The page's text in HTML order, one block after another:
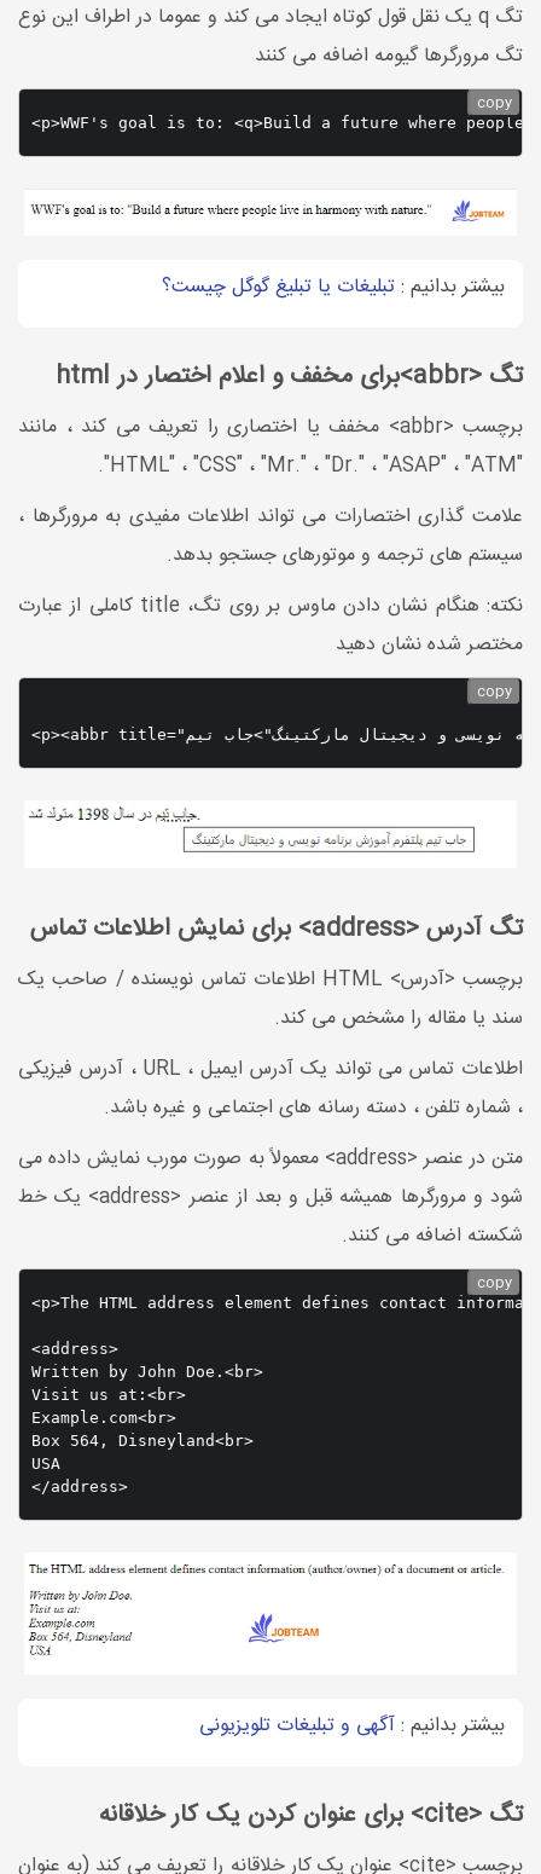
تگ q یک نقل قول کوتاه ایجاد می کند و عموما در اطراف این نوع
تگ مرورگرها گیومه اضافه می کنند
<p>WWF's goal is to: <q>Build a future where
copy
بیشتر بدانیم :تبلیغات یا تبلیغ گوگل چیست؟
تگ <abbr>برای مخفف و اعلام اختصار در html
برچسب <abbr> مخفف یا اختصاری را تعریف می کند ، مانند
"HTML" ، "CSS" ، "Mr." ، "Dr." ، "ASAP" ، "ATM".
علامت گذاری اختصارات می تواند اطلاعات مفیدی به مرورگرها ،
سیستم های ترجمه و موتورهای جستجو بدهد.
نکته: هنگام نشان دادن ماوس بر روی تگ، title کاملی از عبارت
مختصر شده نشان دهید
copy
تگ آدرس <address> برای نمایش اطلاعات تماس
برچسب <آدرس> HTML اطلاعات تماس نویسنده / صاحب یک
سند یا مقاله را مشخص می کند.
اطلاعات تماس می تواند یک آدرس ایمیل ، URL ، آدرس فیزیکی
، شماره تلفن ، دسته رسانه های اجتماعی و غیره باشد.
متن در عنصر <address> معمولاً به صورت مورب نمایش داده می
شود و مرورگرها همیشه قبل و بعد از عنصر <address> یک خط
شکسته اضافه می کنند.
<p>The HTML address element defines contact
<address>
Written by John Doe.<br>
Visit us at:<br>
Example.com<br>
Box 564, Disneyland<br>
USA
</address>
copy
بیشتر بدانیم :آگهی و تبلیغات تلویزیونی
تگ <cite> برای عنوان کردن یک کار خلاقانه
برچسب <cite> عنوان یک کار خلاقانه را تعریف می کند (به عنوان